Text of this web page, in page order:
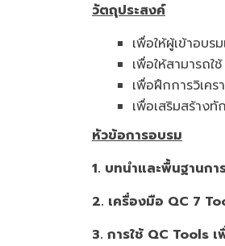
วัตถุประสงค์
เพื่อให้ผู้เข้าอบ
เพื่อให้สามารถ
เพื่อฝึกการวิเค
เพื่อเสริมสร้าง
หัวข้อการอบรม
1. บทนำและพื้นฐานก
2. เครื่องมือ QC 7
3. การใช้ QC Tools